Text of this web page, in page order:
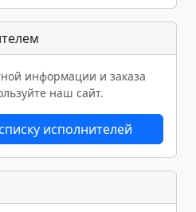
информации и заказа
наш сайт.
исполнителей